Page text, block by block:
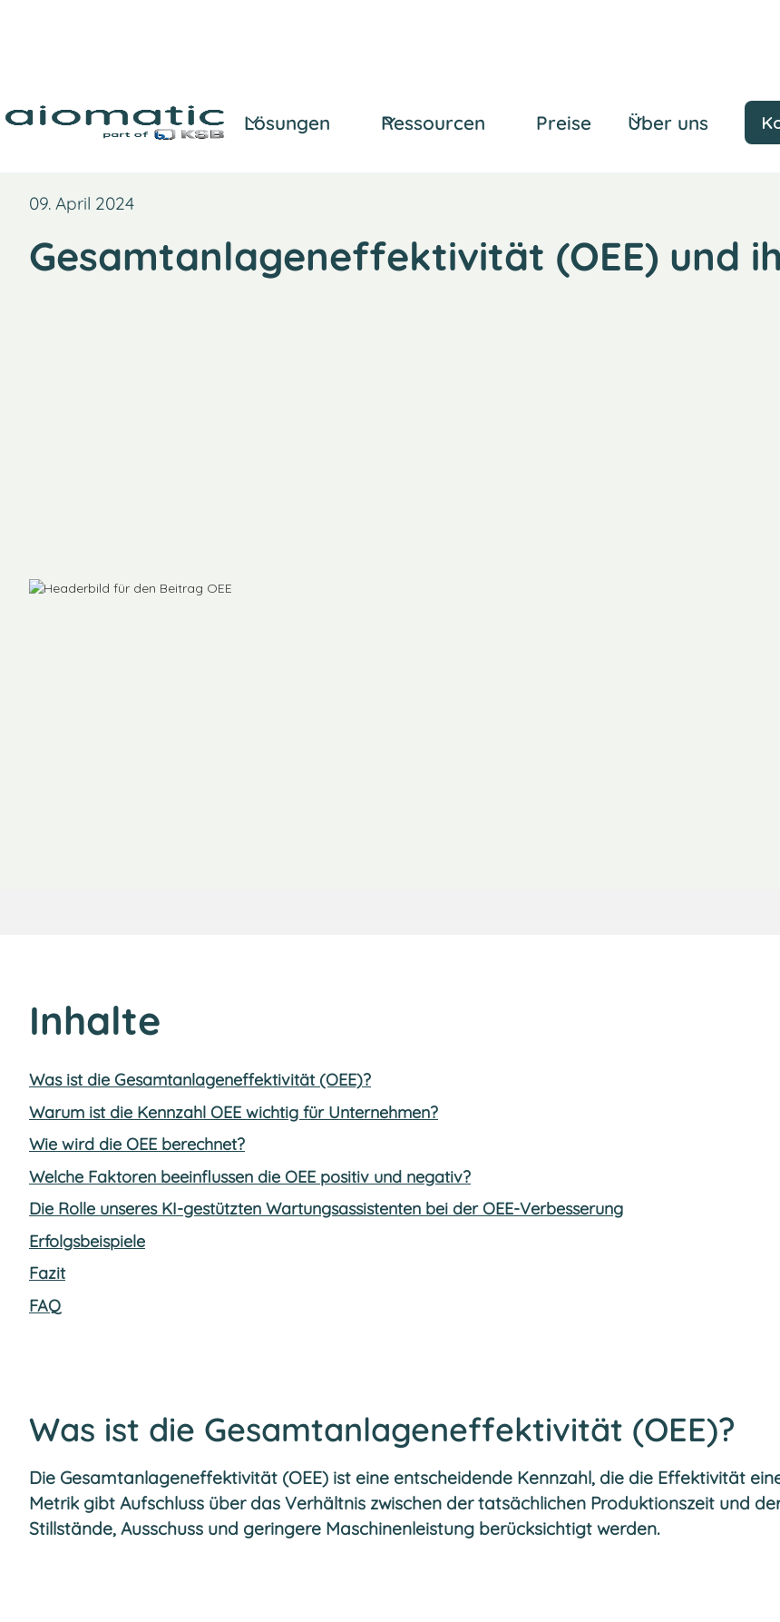
Lösungen Ressourcen Preise Über uns
09. April 2024
Gesamtanlageneffektivität (OEE) und
Inhalte
Was ist die Gesamtanlageneffektivität (OEE)?
Warum ist die Kennzahl OEE wichtig für Unternehmen?
Wie wird die OEE berechnet?
Welche Faktoren beeinflussen die OEE positiv und negativ?
Die Rolle unseres KI-gestützten Wartungsassistenten bei der OEE-Verbesserung
Erfolgsbeispiele
Fazit
FAQ
Was ist die Gesamtanlageneffektivität (OEE)?
Die Gesamtanlageneffektivität (OEE) ist eine entscheidende Kennzahl, die die Effektivität
Metrik gibt Aufschluss über das Verhältnis zwischen der tatsächlichen Produktionszeit und
Stillstände, Ausschuss und geringere Maschinenleistung berücksichtigt werden.